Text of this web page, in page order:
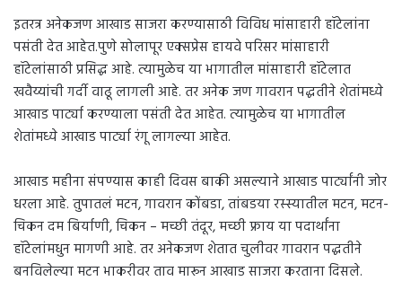
इतरत्र अनेकजण आखाड साजरा करण्यासाठी विविध मांसाहारी हॉटेलांना
पसंती देत आहेत.पुणे सोलापूर एक्सप्रेस हायवे परिसर मांसाहारी
हॉटेलांसाठी प्रसिद्ध आहे. त्यामुळेच या भागातील मांसाहारी हॉटेलात
खवैय्यांची गर्दी वाढू लागली आहे. तर अनेक जण गावरान पद्धतीने शेतांमध्ये
आखाड पार्ट्या करण्याला पसंती देत आहेत. त्यामुळेच या भागातील
शेतांमध्ये आखाड पार्ट्या रंगू लागल्या आहेत.
आखाड महीना संपण्यास काही दिवस बाकी असल्याने आखाड पार्ट्यांनी जोर
धरला आहे. तुपातलं मटन, गावरान कोंबडा, तांबडया रस्स्यातील मटन, मटन-
चिकन दम बिर्याणी, चिकन – मच्छी तंदूर, मच्छी फ्राय या पदार्थांना
हॉटेलांमधुन मागणी आहे. तर अनेकजण शेतात चुलीवर गावरान पद्धतीने
बनविलेल्या मटन भाकरीवर ताव मारून आखाड साजरा करताना दिसले.